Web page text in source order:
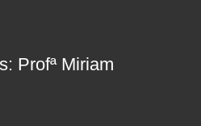
Profª Miriam